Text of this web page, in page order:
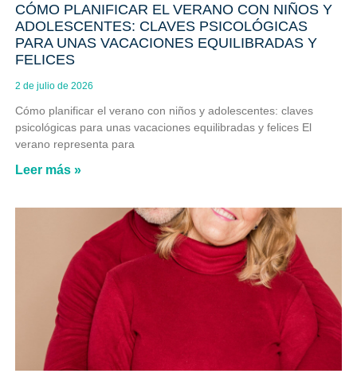
CÓMO PLANIFICAR EL VERANO CON NIÑOS Y
ADOLESCENTES: CLAVES PSICOLÓGICAS
PARA UNAS VACACIONES EQUILIBRADAS Y
FELICES
2 de julio de 2026
Cómo planificar el verano con niños y adolescentes: claves
psicológicas para unas vacaciones equilibradas y felices El
verano representa para
Leer más »